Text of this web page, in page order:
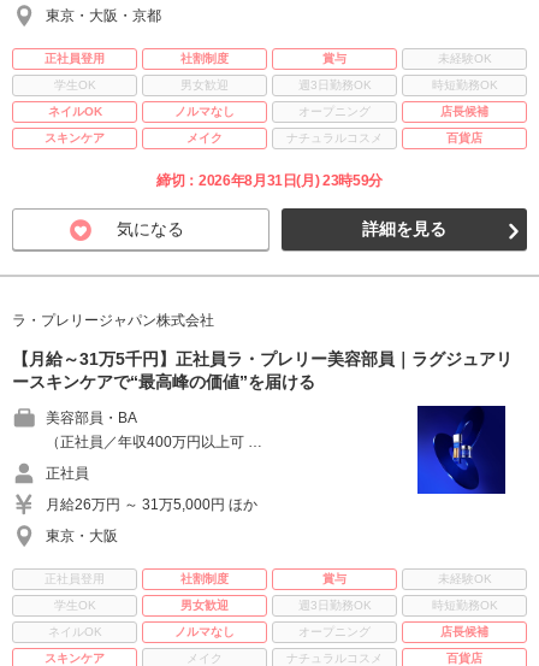
東京・大阪・京都
正社員登用 社割制度 賞与
未経験OK
学生OK
男女歓迎 週3日勤務OK
時短勤務OK
ネイルOK
ノルマなし オープニング
店長候補
スキンケア
メイク ナチュラルコスメ 百貨店
締切：2026年8月31日(月) 23時59分
気になる 詳細を見る
ラ・プレリージャパン株式会社
【月給～31万5千円】正社員ラ・プレリー美容部員｜ラグジュアリ
ースキンケアで“最高峰の価値”を届ける
美容部員・BA
（正社員／年収400万円以上可 …
正社員
月給26万円 ～ 31万5,000円 ほか
東京・大阪
正社員登用 社割制度 賞与
未経験OK
学生OK
男女歓迎 週3日勤務OK
時短勤務OK
ネイルOK
ノルマなし オープニング
店長候補
スキンケア
メイク ナチュラルコスメ 百貨店